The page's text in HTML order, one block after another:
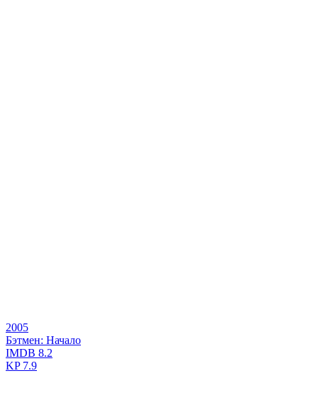
2005
Бэтмен: Начало
IMDB 8.2
KP7.9